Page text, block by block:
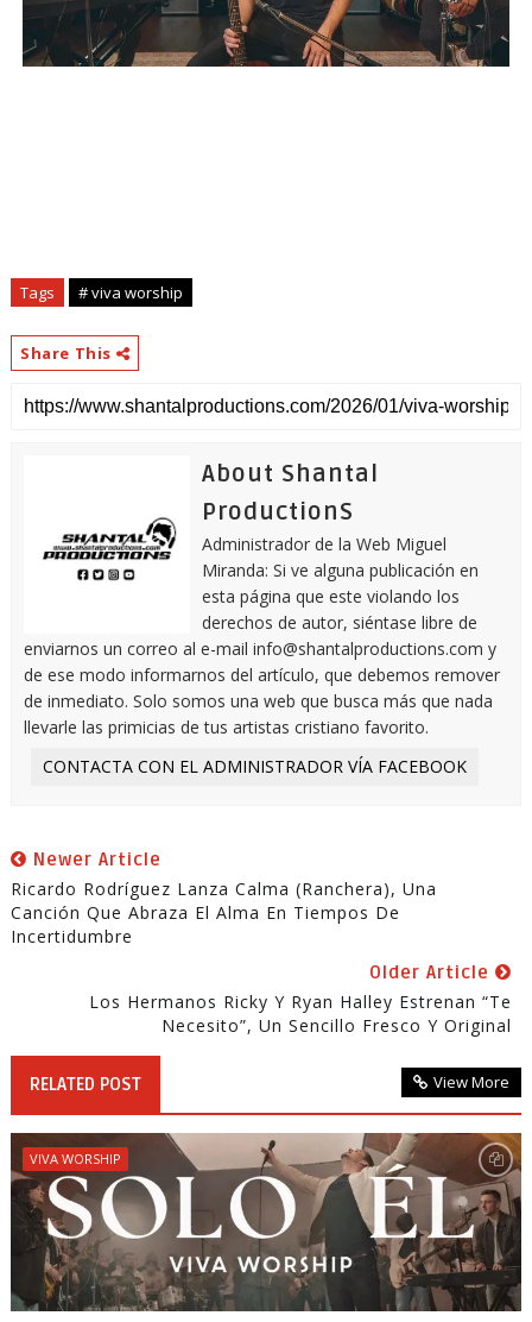
Tags # viva worship
Share This
About Shantal
ProductionS
Administrador de la Web Miguel
Miranda: Si ve alguna publicación en
esta página que este violando los
derechos de autor, siéntase libre de
enviarnos un correo al e-mail info@shantalproductions.com y
de ese modo informarnos del artículo, que debemos remover
de inmediato. Solo somos una web que busca más que nada
llevarle las primicias de tus artistas cristiano favorito.
CONTACTA CON EL ADMINISTRADOR VÍA FACEBOOK
Newer Article
Ricardo Rodríguez Lanza Calma (Ranchera), Una
Canción Que Abraza El Alma En Tiempos De
Incertidumbre
Older Article
Los Hermanos Ricky Y Ryan Halley Estrenan “Te
Necesito”, Un Sencillo Fresco Y Original
RELATED POST View More
VIVA WORSHIP